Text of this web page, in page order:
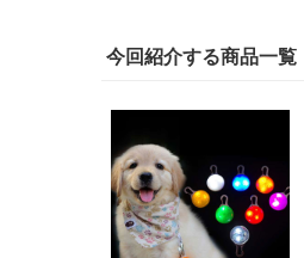
今回紹介する商品一覧